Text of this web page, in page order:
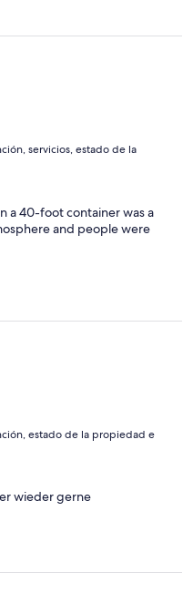
servicios, estado de la
a 40-foot container was a
and people were
estado de la propiedad e
wieder gerne